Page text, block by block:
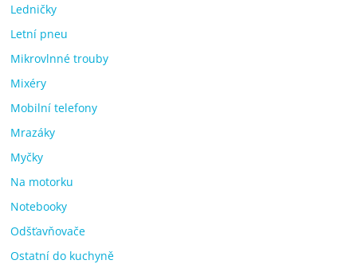
Ledničky
Letní pneu
Mikrovlnné trouby
Mixéry
Mobilní telefony
Mrazáky
Myčky
Na motorku
Notebooky
Odšťavňovače
Ostatní do kuchyně